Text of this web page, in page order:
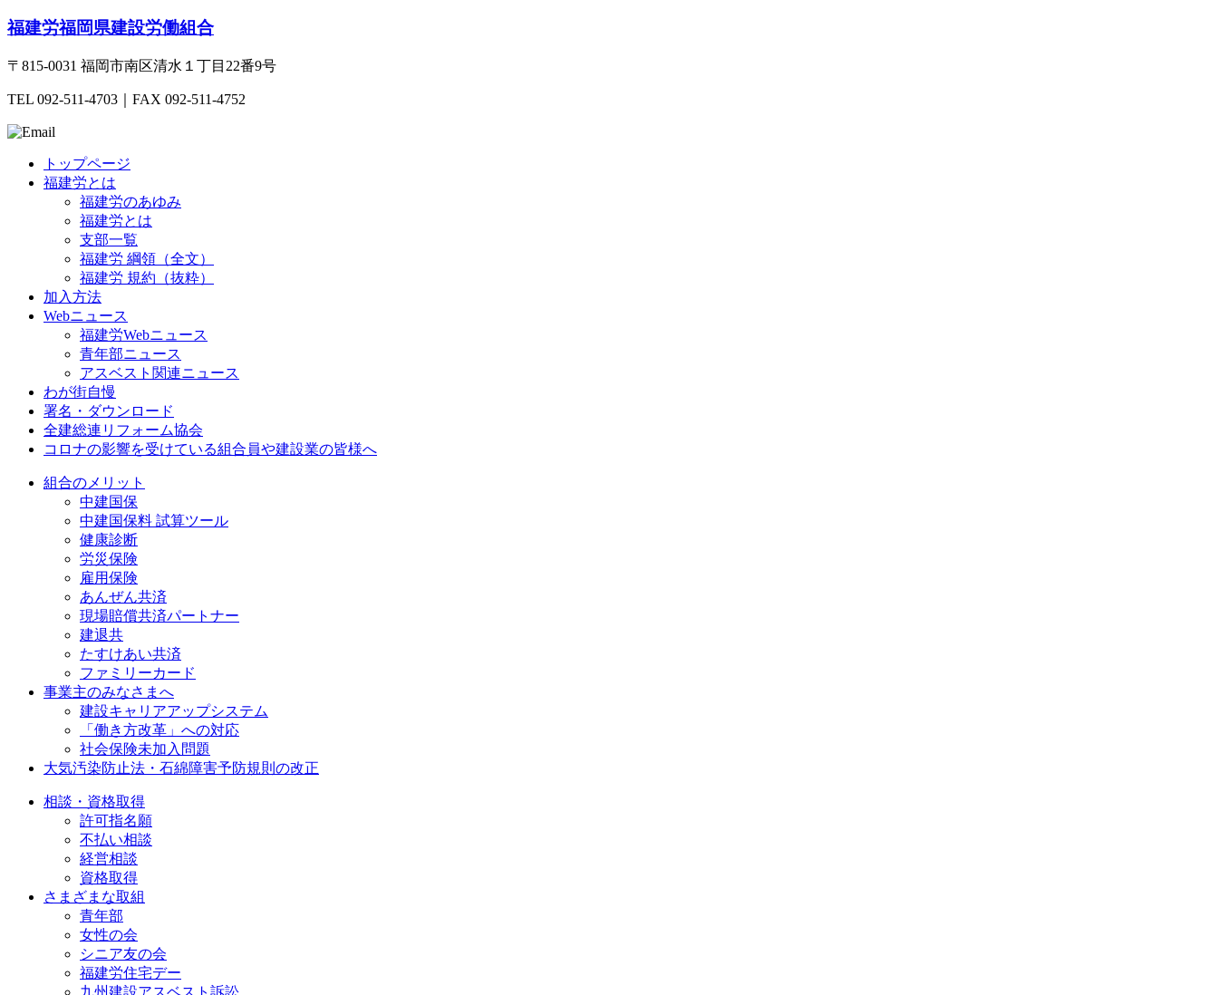
福建労福岡県建設労働組合
〒815-0031 福岡市南区清水１丁目22番9号
TEL 092-511-4703｜FAX 092-511-4752
トップページ
福建労とは
福建労のあゆみ
福建労とは
支部一覧
福建労 綱領（全文）
福建労 規約（抜粋）
加入方法
Webニュース
福建労Webニュース
青年部ニュース
アスベスト関連ニュース
わが街自慢
署名・ダウンロード
全建総連リフォーム協会
コロナの影響を受けている組合員や建設業の皆様へ
組合のメリット
中建国保
中建国保料 試算ツール
健康診断
労災保険
雇用保険
あんぜん共済
現場賠償共済パートナー
建退共
たすけあい共済
ファミリーカード
事業主のみなさまへ
建設キャリアアップシステム
「働き方改革」への対応
社会保険未加入問題
大気汚染防止法・石綿障害予防規則の改正
相談・資格取得
許可指名願
不払い相談
経営相談
資格取得
さまざまな取組
青年部
女性の会
シニア友の会
福建労住宅デー
九州建設アスベスト訴訟